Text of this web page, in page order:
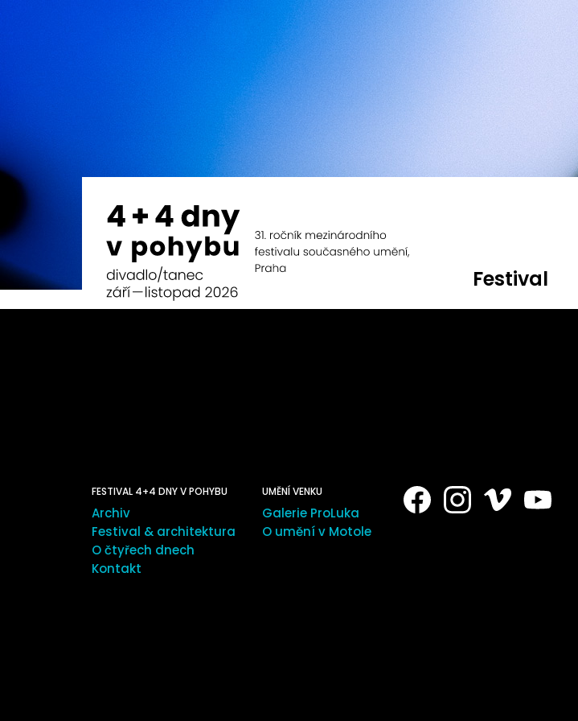
Festival
FESTIVAL 4+4 DNY V POHYBU
Archiv
Festival & architektura
O čtyřech dnech
Kontakt
UMĚNÍ VENKU
Galerie ProLuka
O umění v Motole